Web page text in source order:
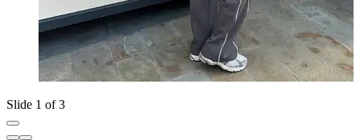
Slide 1 of 3